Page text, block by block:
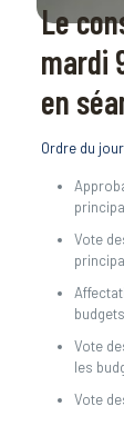
Le
mardi
en
Ordre du
Vote
Vote
les
Vote